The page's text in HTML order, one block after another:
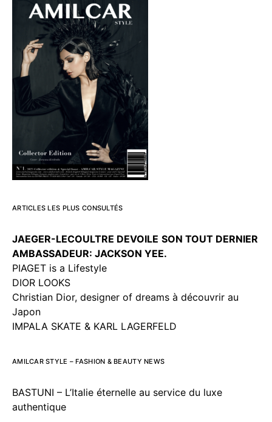
ARTICLES LES PLUS CONSULTÉS
JAEGER-LECOULTRE DEVOILE SON TOUT DERNIER
AMBASSADEUR: JACKSON YEE.
PIAGET is a Lifestyle
DIOR LOOKS
Christian Dior, designer of dreams à découvrir au
Japon
IMPALA SKATE & KARL LAGERFELD
AMILCAR STYLE – FASHION & BEAUTY NEWS
BASTUNI – L’Italie éternelle au service du luxe
authentique